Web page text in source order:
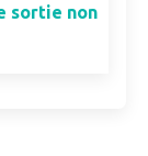
sortie non